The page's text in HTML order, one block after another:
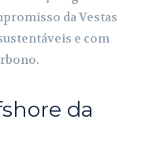
da Vestas
e com
da